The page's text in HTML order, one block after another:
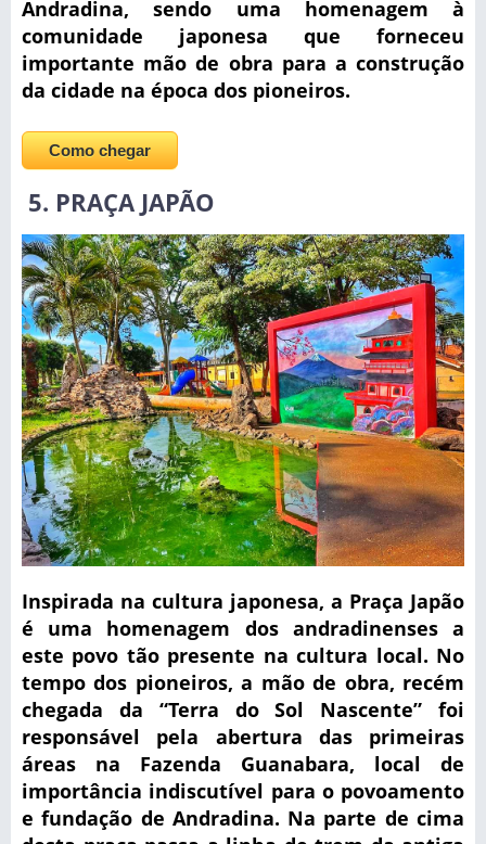
Andradina, sendo uma homenagem à
comunidade japonesa que forneceu
importante mão de obra para a construção
da cidade na época dos pioneiros.
Como chegar
5. PRAÇA JAPÃO
Inspirada na cultura japonesa, a Praça Japão
é uma homenagem dos andradinenses a
este povo tão presente na cultura local. No
tempo dos pioneiros, a mão de obra, recém
chegada da “Terra do Sol Nascente” foi
responsável pela abertura das primeiras
áreas na Fazenda Guanabara, local de
importância indiscutível para o povoamento
e fundação de Andradina. Na parte de cima